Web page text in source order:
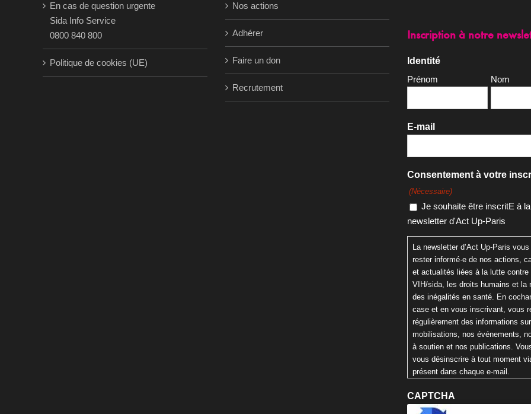
En cas de question urgente
Sida Info Service
0800 840 800
Politique de cookies (UE)
Nos actions
Adhérer
Faire un don
Recrutement
Inscription à notre
Identité
Prénom
Nom
E-mail
Consentement à votre
(Nécessaire)
Je souhaite être inscritE à la
newsletter d'Act Up-Paris
La newsletter d’Act Up-Paris
rester informé·e de nos actions,
et actualités liées à la lutte contre
VIH/sida, les droits humains et la
des inégalités en santé. En
case et en vous inscrivant, vous
régulièrement des informations
mobilisations, nos événements,
à soutien et nos publications.
vous désinscrire à tout moment
présent dans chaque e-mail.
CAPTCHA